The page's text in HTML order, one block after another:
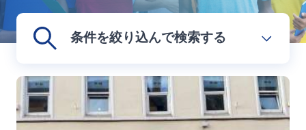
条件を絞り込んで検索する